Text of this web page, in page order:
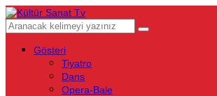
Gösteri
Tiyatro
Dans
Opera-Bale